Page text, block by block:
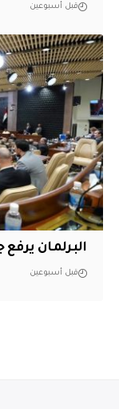
قبل أسبوعين
البرلمان
قبل أسبوعين